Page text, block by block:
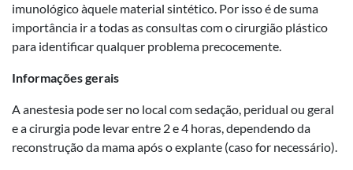
imunológico àquele material sintético. Por isso é de suma
importância ir a todas as consultas com o cirurgião plástico
para identificar qualquer problema precocemente.
Informações gerais
A anestesia pode ser no local com sedação, peridual ou geral
e a cirurgia pode levar entre 2 e 4 horas, dependendo da
reconstrução da mama após o explante (caso for necessário).